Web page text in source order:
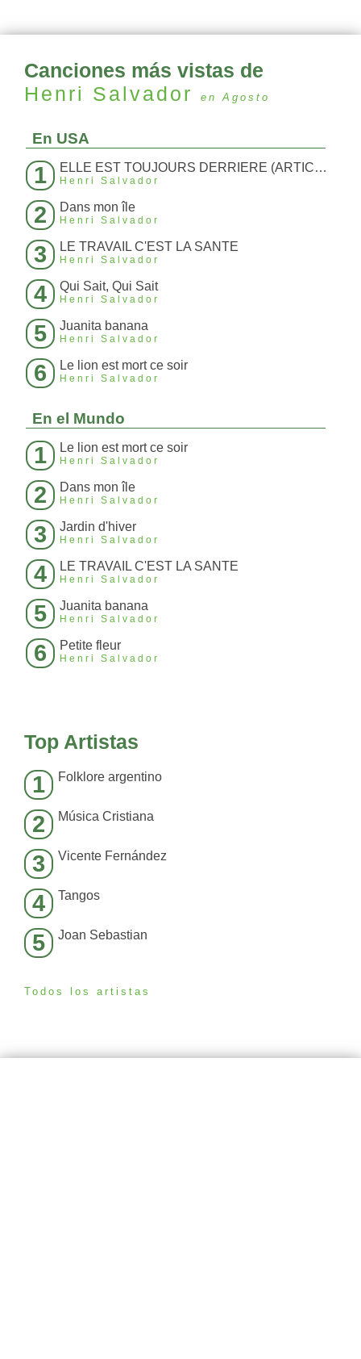
Canciones más vistas de
Henri Salvador
en Agosto
En USA
1 ELLE EST TOUJOURS DERRIERE (ARTICLE 214)
Henri Salvador
2 Dans mon île
Henri Salvador
3 LE TRAVAIL C'EST LA SANTE
Henri Salvador
4 Qui Sait, Qui Sait
Henri Salvador
5 Juanita banana
Henri Salvador
6 Le lion est mort ce soir
Henri Salvador
En el Mundo
1 Le lion est mort ce soir
Henri Salvador
2 Dans mon île
Henri Salvador
3 Jardin d'hiver
Henri Salvador
4 LE TRAVAIL C'EST LA SANTE
Henri Salvador
5 Juanita banana
Henri Salvador
6 Petite fleur
Henri Salvador
Top Artistas
1 Folklore argentino
2 Música Cristiana
3 Vicente Fernández
4 Tangos
5 Joan Sebastian
Todos los artistas